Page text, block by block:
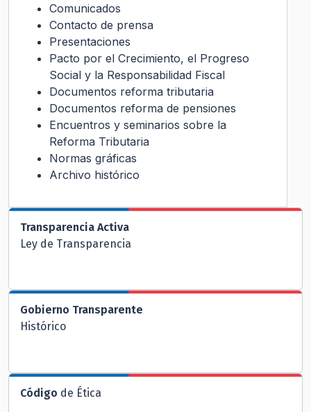
Comunicados
Contacto de prensa
Presentaciones
Pacto por el Crecimiento, el Progreso
Social y la Responsabilidad Fiscal
Documentos reforma tributaria
Documentos reforma de pensiones
Encuentros y seminarios sobre la
Reforma Tributaria
Normas gráficas
Archivo histórico
Transparencia Activa
Ley de Transparencia
Gobierno Transparente
Histórico
Código de Ética